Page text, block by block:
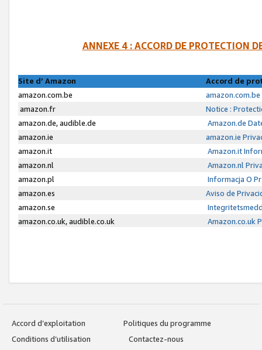
ANNEXE 4 : ACCORD DE PROTECTION
Site d’ Amazon
Accord de
amazon.com.be
amazon.fr
Notice :
amazon.de, audible.de
Amazon.de
amazon.ie
amazon.ie
amazon.it
Amazon.it
amazon.nl
Amazon.nl
amazon.pl
Informacja O
amazon.es
Aviso de
amazon.se
amazon.co.uk, audible.co.uk
Amazon.co.uk
Accord d’exploitation
Politiques du programme
Conditions d’utilisation
Contactez-nous